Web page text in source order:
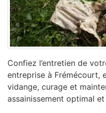
Confiez l’entretien de
entreprise à Frémécourt,
vidange, curage et
assainissement optimal et